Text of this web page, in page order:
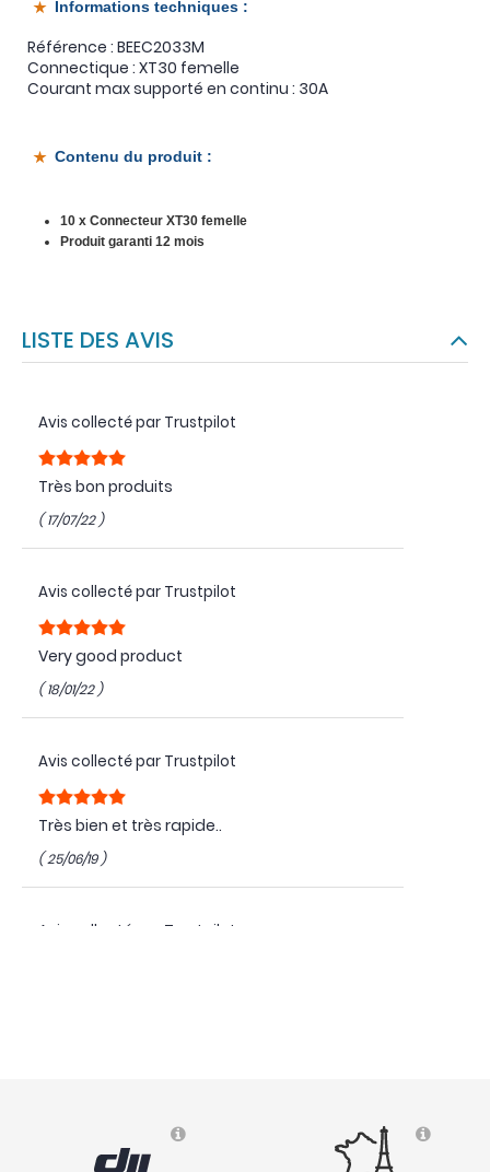
Informations techniques :
Référence : BEEC2033M
Connectique : XT30 femelle
Courant max supporté en continu : 30A
Contenu du produit :
10 x Connecteur XT30 femelle
Produit garanti 12 mois
LISTE DES AVIS
Avis collecté par Trustpilot
Très bon produits
( 17/07/22 )
Avis collecté par Trustpilot
Very good product
( 18/01/22 )
Avis collecté par Trustpilot
Très bien et très rapide..
( 25/06/19 )
Avis collecté par Trustpilot